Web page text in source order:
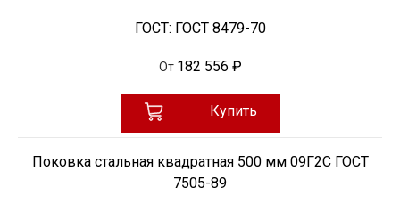
ГОСТ: ГОСТ 8479-70
От 182 556 ₽
Купить
Поковка стальная квадратная 500 мм 09Г2С ГОСТ
7505-89